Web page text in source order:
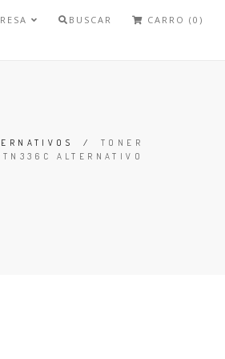
BUSCAR CARRO (0)
/ TONER
ALTERNATIVO